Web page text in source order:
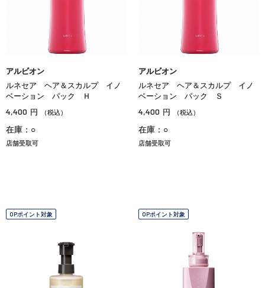
アルビオン
ルネセア ヘア＆スカルプ イノ
ベーション パック Ｈ
4,400 円 （税込）
在庫：○
店舗受取可
アルビオン
ルネセア ヘア＆スカルプ イノ
ベーション パック Ｓ
4,400 円 （税込）
在庫：○
店舗受取可
OPポイント対象 OPポイント対象